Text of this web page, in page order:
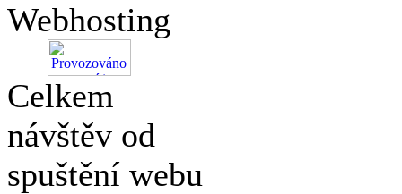
Webhosting
Celkem
návštěv od
spuštění webu